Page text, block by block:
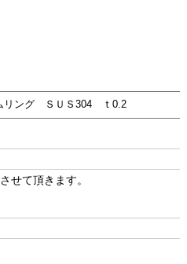
せて頂きます。